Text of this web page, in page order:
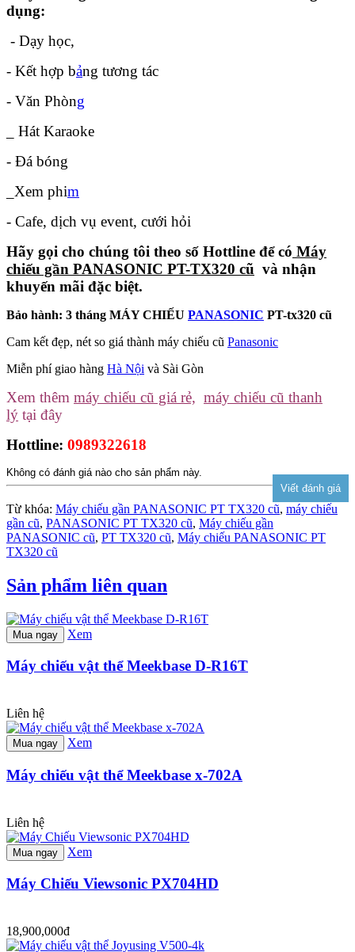
dụng:
- Dạy học,
- Kết hợp bảng tương tác
- Văn Phòng
_ Hát Karaoke
- Đá bóng
_Xem phim
- Cafe, dịch vụ event, cưới hỏi
Hãy gọi cho chúng tôi theo số Hottline để có Máy
chiếu gần PANASONIC PT-TX320 cũ và nhận
khuyến mãi đặc biệt.
Bảo hành: 3 tháng MÁY CHIẾU PANASONIC PT-tx320 cũ
Cam kết đẹp, nét so giá thành máy chiếu cũ Panasonic
Miễn phí giao hàng Hà Nội và Sài Gòn
Xem thêm máy chiếu cũ giá rẻ, máy chiếu cũ thanh
lý tại đây
Hottline: 0989322618
Không có đánh giá nào cho sản phẩm này.
Từ khóa: Máy chiếu gần PANASONIC PT TX320 cũ, máy chiếu
gần cũ, PANASONIC PT TX320 cũ, Máy chiếu gần
PANASONIC cũ, PT TX320 cũ, Máy chiếu PANASONIC PT
TX320 cũ
Sản phẩm liên quan
Mua ngay Xem
Máy chiếu vật thể Meekbase D-R16T
Liên hệ
Mua ngay Xem
Máy chiếu vật thể Meekbase x-702A
Liên hệ
Mua ngay Xem
Máy Chiếu Viewsonic PX704HD
18,900,000đ